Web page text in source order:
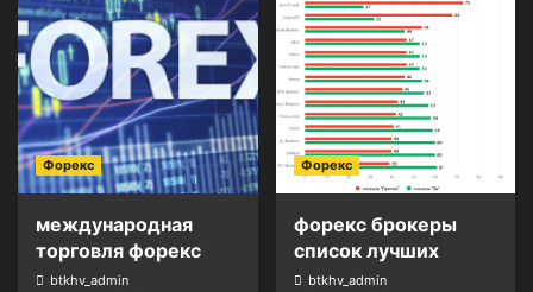
Форекс
международная
торговля форекс
btkhv_admin
Форекс
форекс брокеры
список лучших
btkhv_admin